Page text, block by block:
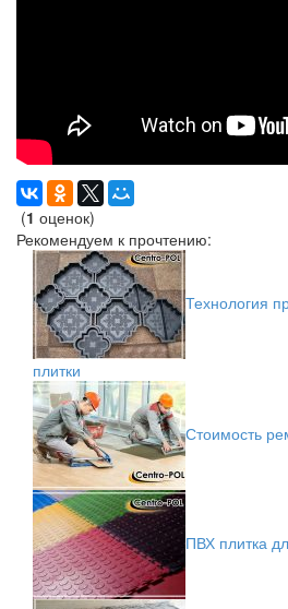
(1 оценок)
Рекомендуем к прочтению:
Технология
плитки
Стоимость
ПВХ плитка